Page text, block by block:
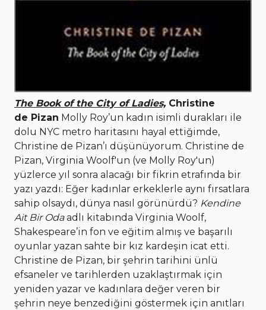
The Book of the City of Ladies, Christine
de Pizan Molly Roy’un kadın isimli durakları ile
dolu NYC metro haritasını hayal ettiğimde,
Christine de Pizan’ı düşünüyorum. Christine de
Pizan, Virginia Woolf'un (ve Molly Roy'un)
yüzlerce yıl sonra alacağı bir fikrin etrafında bir
yazı yazdı: Eğer kadınlar erkeklerle aynı fırsatlara
sahip olsaydı, dünya nasıl görünürdü? Kendine
Ait Bir Odaadlı kitabında Virginia Woolf,
Shakespeare’in fon ve eğitim almış ve başarılı
oyunlar yazan sahte bir kız kardeşin icat etti.
Christine de Pizan, bir şehrin tarihini ünlü
efsaneler ve tarihlerden uzaklaştırmak için
yeniden yazar ve kadınlara değer veren bir
şehrin neye benzediğini göstermek için anıtları